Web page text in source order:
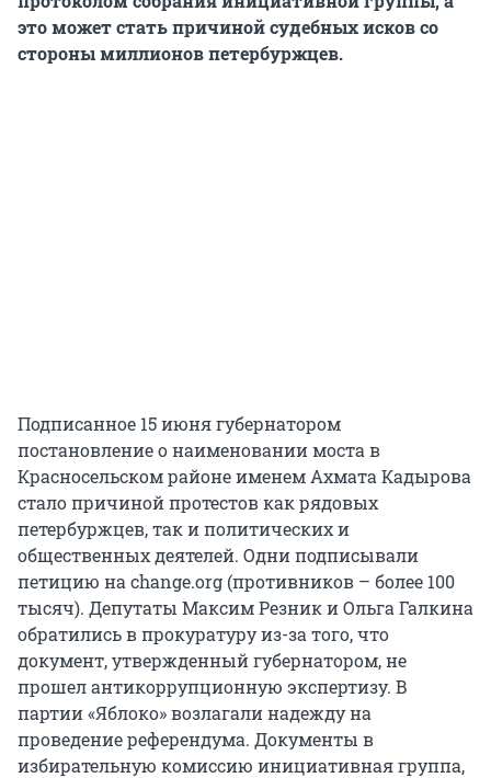
это может стать причиной судебных исков со
стороны миллионов петербуржцев.
Подписанное 15 июня губернатором
постановление о наименовании моста в
Красносельском районе именем Ахмата Кадырова
стало причиной протестов как рядовых
петербуржцев, так и политических и
общественных деятелей. Одни подписывали
петицию на change.org (противников – более 100
тысяч). Депутаты Максим Резник и Ольга Галкина
обратились в прокуратуру из-за того, что
документ, утвержденный губернатором, не
прошел антикоррупционную экспертизу. В
партии «Яблоко» возлагали надежду на
проведение референдума. Документы в
избирательную комиссию инициативная группа,